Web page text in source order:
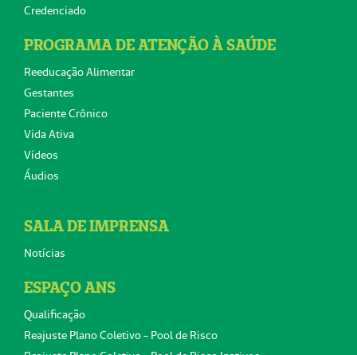
Credenciado
PROGRAMA DE ATENÇÃO À SAÚDE
Reeducação Alimentar
Gestantes
Paciente Crônico
Vida Ativa
Vídeos
Áudios
SALA DE IMPRENSA
Notícias
ESPAÇO ANS
Qualificação
Reajuste Plano Coletivo - Pool de Risco